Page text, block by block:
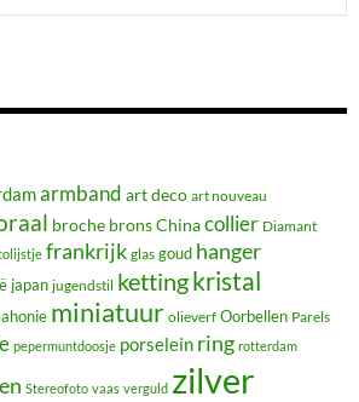
armband art deco art nouveau
broche bronsChinacollier Diamant
frankrijk glas goud hanger
japan jugendstil kettingkristal
miniatuur olieverf Oorbellen Parels
pepermuntdoosje porselein ring rotterdam
Stereofoto vaas verguld zilver